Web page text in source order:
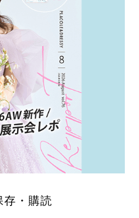
存・購読